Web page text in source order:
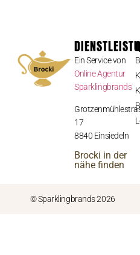
Ein Service von
Online Agentur
Sparklingbrands
17
8840 Einsiedeln
Brocki in der
nähe finden
© Sparklingbrands 2026